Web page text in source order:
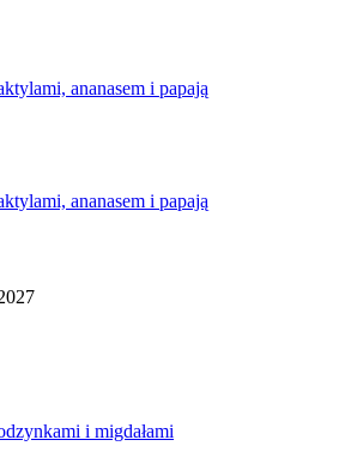
ananasem i papają
ananasem i papają
i migdałami